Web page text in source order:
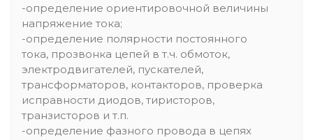
-определение ориентировочной величины
напряжение тока;
-определение полярности постоянного
тока, прозвонка цепей в т.ч. обмоток,
электродвигателей, пускателей,
трансформаторов, контакторов, проверка
исправности диодов, тиристоров,
транзисторов и т.п.
-определение фазного провода в цепях